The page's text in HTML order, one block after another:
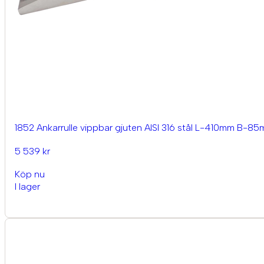
1852 Ankarrulle vippbar gjuten AISI 316 stål L-410mm B-
5 539 kr
Köp nu
I lager